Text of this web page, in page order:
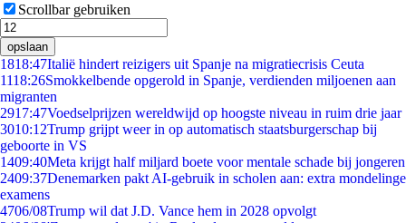
Scrollbar gebruiken
opslaan
1818:47Italië hindert reizigers uit Spanje na migratiecrisis Ceuta
1118:26Smokkelbende opgerold in Spanje, verdienden miljoenen aan
migranten
2917:47Voedselprijzen wereldwijd op hoogste niveau in ruim drie jaar
3010:12Trump grijpt weer in op automatisch staatsburgerschap bij
geboorte in VS
1409:40Meta krijgt half miljard boete voor mentale schade bij jongeren
2409:37Denemarken pakt AI-gebruik in scholen aan: extra mondelinge
examens
4706/08Trump wil dat J.D. Vance hem in 2028 opvolgt